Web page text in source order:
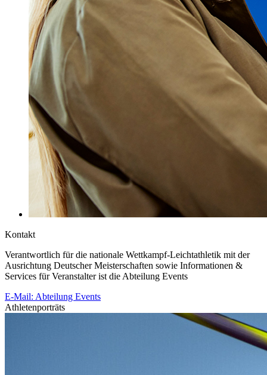
Kontakt
Verantwortlich für die nationale Wettkampf-Leichtathletik mit der
Ausrichtung Deutscher Meisterschaften sowie Informationen &
Services für Veranstalter ist die Abteilung Events
E-Mail: Abteilung Events
Athletenporträts